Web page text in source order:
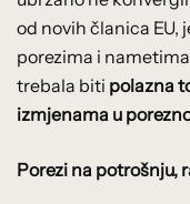
od novih članica EU,
porezima i
trebala biti polazna
izmjenama u
Porezi na potrošnju,